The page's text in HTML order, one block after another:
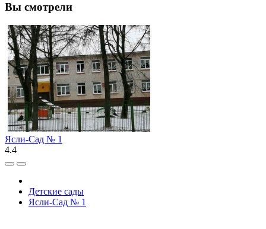
Вы смотрели
Ясли-Сад № 1
4.4
Детские сады
Ясли-Сад № 1